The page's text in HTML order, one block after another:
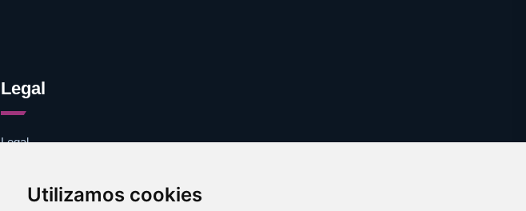
Utilizamos cookies
Legal
Legal
Contacto